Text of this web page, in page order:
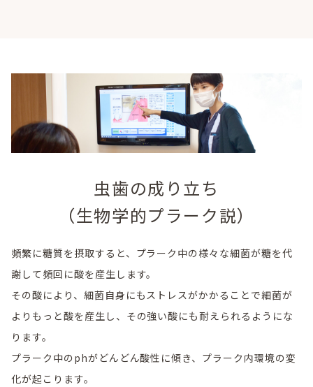
虫歯の成り立ち
（生物学的プラーク説）
頻繁に糖質を摂取すると、プラーク中の様々な細菌が糖を代
謝して頻回に酸を産生します。
その酸により、細菌自身にもストレスがかかることで細菌が
よりもっと酸を産生し、その強い酸にも耐えられるようにな
ります。
プラーク中のphがどんどん酸性に傾き、プラーク内環境の変
化が起こります。